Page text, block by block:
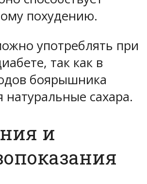
похудению.
употреблять при
так как в
боярышника
натуральные сахара.
и